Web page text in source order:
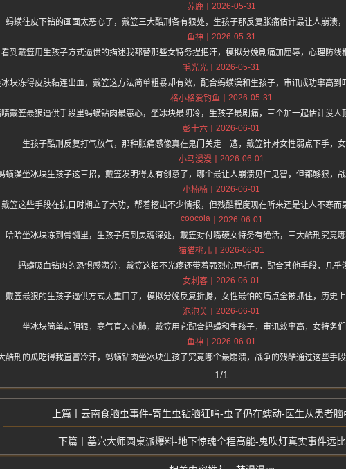
苏鹿
2026-05-31
蚂蟥往皮下钻的画面太恶心了，戴笠三大酷刑各有狠处，生孩子那反复胀痛估计最让人崩溃，
鱼神
2026-05-31
看到戴笠用生孩子方式逼供的描述我都替那些女特务捏把汗，模拟分娩剧痛加屈辱，心理防线
毛光光
2026-05-31
块冻得皮肤黏连出血，戴笠这方法简单粗暴却有效，配合蚂蟥澡和生孩子，审讯成功率高到
格小格爱钓鱼
2026-05-31
戴笠最狠逼供手段里蚂蟥钻肉最恶心，坐冰块最阴冷，生孩子最剧痛，三个加一起估计没人
彭十六
2026-06-01
生孩子酷刑反复打气放气，那种胀痛感像真在鬼门关走一遭，戴笠针对女性弱点下手，女
小马漫漫
2026-06-01
蟥澡坐冰块生孩子这三招，戴笠发明得太有创意了，哪个最让人崩溃见仁见智，但都够狠，战
小楠楠
2026-06-01
戴笠这些手段在抗日时期立了大功，帮着挖出不少情报，但残酷程度现在听来还是让人不寒而
coocola
2026-06-01
哈哈坐冰块冻到骨髓里，生孩子痛到灵魂深处，戴笠对付嘴硬女特务有绝活，三大酷刑究竟哪
猫猫桃儿
2026-06-01
蚂蟥吸血钻肉的恐惧感满分，戴笠这招不光疼还带着强烈心理折磨，配合其他手段，几乎
女刺客
2026-06-01
戴笠最狠的生孩子逼供方式太重口了，模拟分娩反复折腾，女性最怕的痛点全被抓住，历史上
泡泡芙
2026-06-01
坐冰块简单却阴狠，寒气直入心肺，戴笠用它配合蚂蟥和生孩子，审讯效率高，女特务们
鱼神
2026-06-01
酷刑的瓜吃得我直冒冷汗，蚂蟥钻肉坐冰块生孩子究竟哪个最崩溃，战争的残酷通过这些手
1/1
云南食脑虫事件-寄生虫钻脑狂啃-虫子仍在蠕动-医生从患者脑
墓穴大师圆桌派爆料-地下惊魂全程高能-鬼吹灯真实事件远